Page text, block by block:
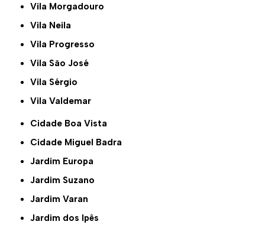
Vila Morgadouro
Vila Neila
Vila Progresso
Vila São José
Vila Sérgio
Vila Valdemar
Cidade Boa Vista
Cidade Miguel Badra
Jardim Europa
Jardim Suzano
Jardim Varan
Jardim dos Ipês